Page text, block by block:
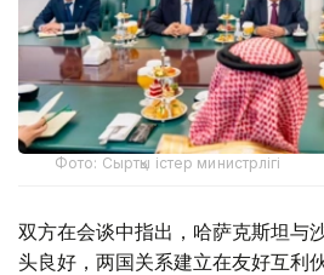
Фото: Сыртқы істер министрлігі
双方在会谈中指出，哈萨克斯坦与
头良好，两国关系建立在友好互利